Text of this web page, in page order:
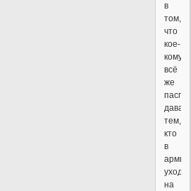
в
том,
что
кое-
кому
всё
же
тем,
кто
в
армию
на